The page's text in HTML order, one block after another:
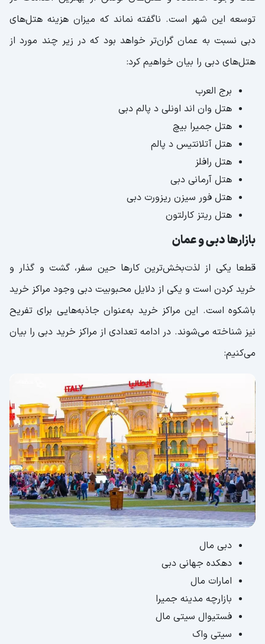
توسعه این شهر است. ناگفته نماند که میزان هزینه‌ هتل‌های
دبی نسبت به عمان گران‌تر خواهد بود که در زیر چند مورد از
هتل‌های دبی را بیان خواهیم کرد:
برج العرب
هتل وان اند اونلی د پالم دبی
هتل جمیرا بیچ
هتل آتلانتیس د پالم
هتل رافلز
هتل آرمانی دبی
هتل فور سیزن ریزورت دبی
هتل ریتز کارلتون
بازارها دبی و عمان
قطعا یکی از لذت‌بخش‌ترین کارها حین سفر، گشت و گذار و
خرید کردن است و یکی از دلایل محبوبیت دبی وجود مراکز خرید
باشکوه است. این مراکز خرید به‌عنوان جاذبه‌هایی برای تفریح
نیز شناخته می‌شوند. در ادامه تعدادی از مراکز خرید دبی را بیان
می‌کنیم:
دبی مال
دهکده جهانی دبی
امارات مال
بازارچه مدینه جمیرا
فستيوال سيتى مال
سیتی واک